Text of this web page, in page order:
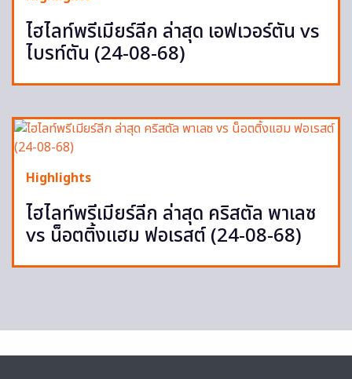
ไฮไลท์พรีเมียร์ลีก ล่าสุด เอฟเวอร์ตัน vs
ไบรท์ตัน (24-08-68)
Highlights
ไฮไลท์พรีเมียร์ลีก ล่าสุด คริสตัล พาเลซ
vs น็อตติ้งแฮม ฟอเรสต์ (24-08-68)